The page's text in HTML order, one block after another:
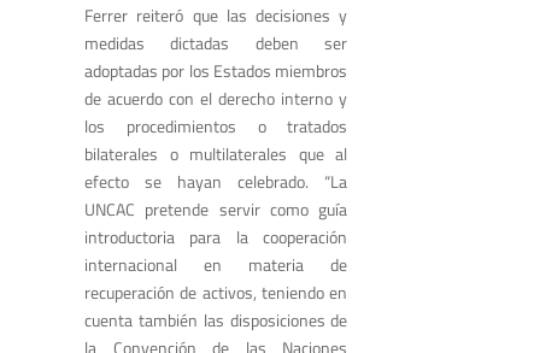
Ferrer reiteró que las decisiones y
medidas dictadas deben ser
adoptadas por los Estados miembros
de acuerdo con el derecho interno y
los procedimientos o tratados
bilaterales o multilaterales que al
efecto se hayan celebrado. “La
UNCAC pretende servir como guía
introductoria para la cooperación
internacional en materia de
recuperación de activos, teniendo en
cuenta también las disposiciones de
la Convención de las Naciones